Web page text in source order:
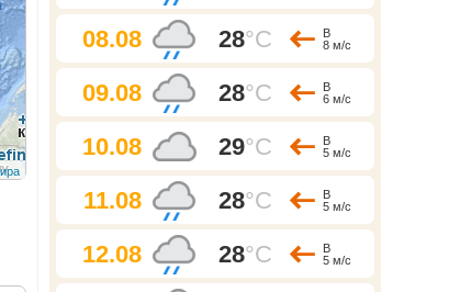
08.08 28°C
В
8 м/с
09.08 28°C
В
6 м/с
10.08 29°C
В
5 м/с
11.08 28°C
В
5 м/с
12.08 28°C
В
5 м/с